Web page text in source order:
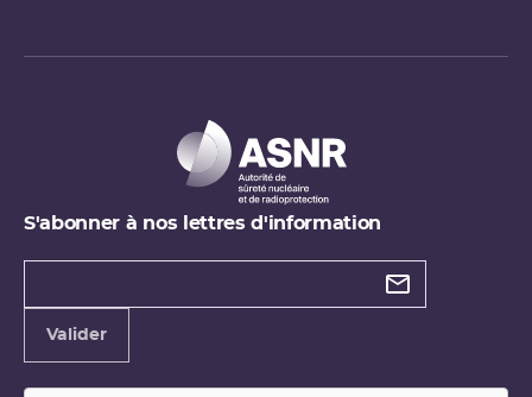
S'abonner à nos lettres d'information
Types de
Valider